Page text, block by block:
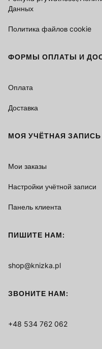
Данных
Политика файлов cookie
ФОРМЫ ОПЛАТЫ И
Оплата
Доставка
МОЯ УЧЁТНАЯ ЗАПИСЬ
Мои заказы
Настройки учётной записи
Панель клиента
ПИШИТЕ НАМ:
shop@knizka.pl
ЗВОНИТЕ НАМ:
+48 534 762 062